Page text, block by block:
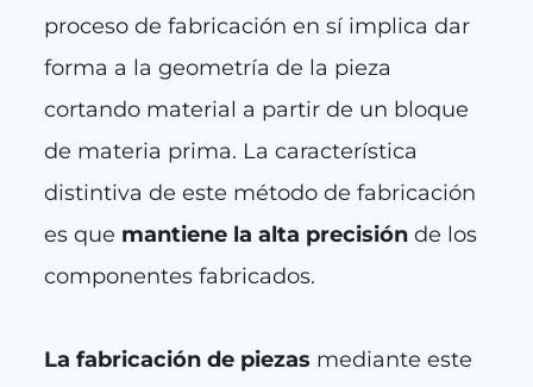
proceso de fabricación en sí implica dar
forma a la geometría de la pieza
cortando material a partir de un bloque
de materia prima. La característica
distintiva de este método de fabricación
es que mantiene la alta precisión de los
componentes fabricados.
La fabricación de piezas mediante este